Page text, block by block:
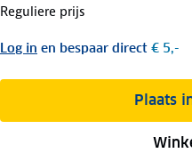
Reguliere prijs
Log in en bespaar direct € 5,-
Plaats